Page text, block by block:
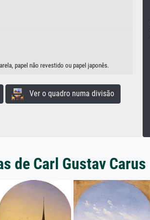
papel não revestido ou papel japonês.
Ver o quadro numa divisão
de Carl Gustav Carus